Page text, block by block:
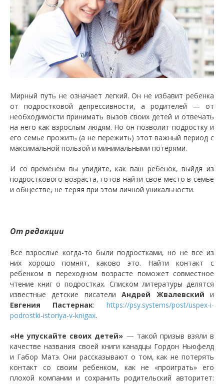
Мирный путь не означает легкий. Он не избавит ребенка
от подростковой депрессивности, а родителей — от
необходимости принимать вызов своих детей и отвечать
на него как взрослым людям. Но он позволит подростку и
его семье прожить (а не пережить) этот важный период с
максимальной пользой и минимальными потерями.
И со временем вы увидите, как ваш ребенок, выйдя из
подросткового возраста, готов найти свое место в семье
и обществе, не теряя при этом личной уникальности.
От редакции
Все взрослые когда-то были подростками, но не все из
них хорошо помнят, каково это. Найти контакт с
ребенком в переходном возрасте поможет совместное
чтение книг о подростках. Списком литературы делятся
известные детские писателиАндрей Жвалевский и
Евгения Пастернак: https://psy.systems/post/uspex-i-
podrostki-istoriya-v-knigax.
«Не упускайте своих детей» — такой призыв взяли в
качестве названия своей книги канадцы Гордон Ньюфелд
и Габор Матэ. Они рассказывают о том, как не потерять
контакт со своим ребенком, как не «проиграть» его
плохой компании и сохранить родительский авторитет: